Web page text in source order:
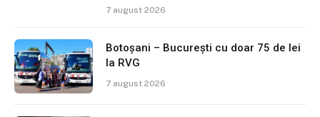
7 august 2026
Botoșani – București cu doar 75 de lei
la RVG
7 august 2026